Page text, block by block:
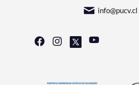
info@pucv.cl